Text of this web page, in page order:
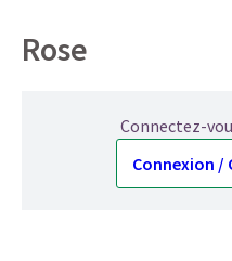
Rose
Connectez-
Connexion /